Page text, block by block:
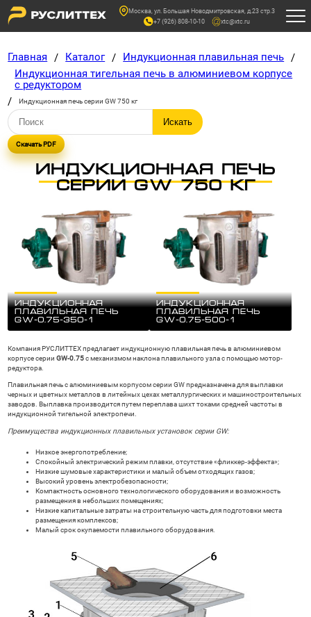
Москва, ул. Большая Новодмитровская, д.23 стр.3
xtc@xtc.ru
+7 (926) 808-10-10
Главная / Каталог / Индукционная плавильная печь /
Индукционная тигельная печь в алюминиевом корпусе
с редуктором
/
Индукционная печь серии GW 750 кг
Скачать PDF
ИНДУКЦИОННАЯ ПЕЧЬ
СЕРИИ GW 750 КГ
Индукционная
плавильная печь
GW-0.75-350-1
Индукционная
плавильная печь
GW-0.75-500-1
Компания РУСЛИТТЕХ предлагает индукционную плавильная печь в алюминиевом
корпусе серииGW-0.75с механизмом наклона плавильного узла с помощью мотор-
редуктора.
Плавильная печь с алюминиевым корпусом серии GW предназначена для выплавки
черных и цветных металлов в литейных цехах металлургических и машиностроительных
заводов. Выплавка производится путем переплава шихт токами средней частоты в
индукционной тигельной электропечи.
Преимущества индукционных плавильных установок серии GW:
Низкое энергопотребление;
Спокойный электрический режим плавки, отсутствие «фликкер-эффекта»;
Низкие шумовые характеристики и малый объем отходящих газов;
Высокий уровень электробезопасности;
Компактность основного технологического оборудования и возможность
размещения в небольших помещениях;
Низкие капитальные затраты на строительную часть для подготовки места
размещения комплексов;
Малый срок окупаемости плавильного оборудования.